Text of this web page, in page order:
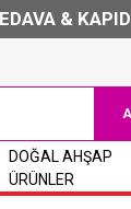
& KAPIDA
DOĞAL AHŞAP
ÜRÜNLER